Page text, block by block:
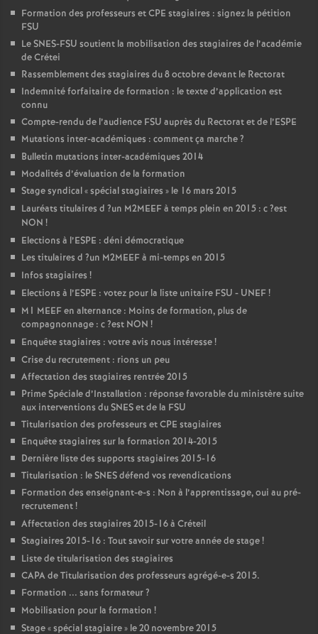
Formation des professeurs etCPE stagiaires : signez la pétition
FSU
LeSNES-FSU soutient la mobilisation des stagiaires de l’académie
de Crétei
Rassemblement des stagiaires du 8 octobre devant le Rectorat
Indemnité forfaitaire de formation : le texte d’application est
connu
Compte-rendu de l’audience FSU auprès du Rectorat et de l’ESPE
Mutations inter-académiques : comment ça marche?
Bulletin mutations inter-académiques 2014
Modalités d’évaluation de la formation
Stage syndical «spécial stagiaires » le 16 mars 2015
Lauréats titulaires d ?un M2MEEFà temps plein en 2015 : c?est
NON !
Elections à l’ESPE : déni démocratique
Les titulaires d ?un M2MEEFà mi-temps en 2015
Infos stagiaires !
Elections à l’ESPE : votez pour la liste unitaire FSU - UNEF!
M1 MEEFen alternance : Moins de formation, plus de
compagnonnage : c?est NON !
Enquête stagiaires : votre avis nous intéresse!
Crise du recrutement : rions un peu
Affectation des stagiaires rentrée 2015
Prime Spéciale d’Installation : réponse favorable du ministère suite
aux interventions duSNESet de la FSU
Titularisation des professeurs etCPE stagiaires
Enquête stagiaires sur la formation 2014-2015
Dernière liste des supports stagiaires 2015-16
Titularisation : leSNESdéfend vos revendications
Formation des enseignant-e-s : Non à l’apprentissage, oui au pré-
recrutement!
Affectation des stagiaires 2015-16 à Créteil
Stagiaires 2015-16 : Tout savoir sur votre année de stage!
Liste de titularisation des stagiaires
CAPAde Titularisation des professeurs agrégé-e-s 2015.
Formation ... sans formateur?
Mobilisation pour la formation !
Stage «spécial stagiaire» le 20 novembre 2015